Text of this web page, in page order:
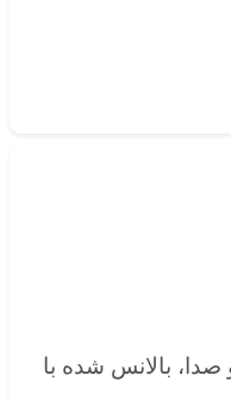
صدا، بالانس شده با